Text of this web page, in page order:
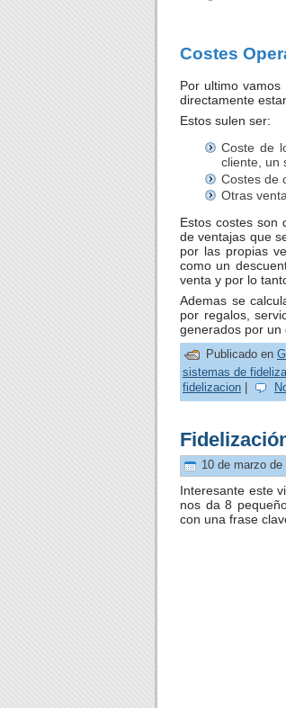
Costes
Por ultimo
directamente
Estos sulen ser:
Coste de
cliente, un
Costes de
Otras
Estos costes son
de ventajas que
por las propias
como un
venta y por lo
Ademas se
por regalos,
generados por un
Publicado en
sistemas de
fidelizacion
10 de marzo de
Interesante este
nos da 8
con una frase